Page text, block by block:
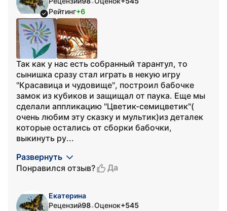
•
Рейтинг+6
Так как у нас есть собранный тарантул, то
сынишка сразу стал играть в некую игру
"Красавица и чудовище", построил бабочке
замок из кубиков и защищал от паука. Еще мы
сделали аппликацию "Цветик-семицветик"(
очень любим эту сказку и мультик)из деталек
которые остались от сборки бабочки,
выкинуть ру...
Развернуть
Понравился отзыв?
Да
Екатерина
Рецензий98•Оценок+545